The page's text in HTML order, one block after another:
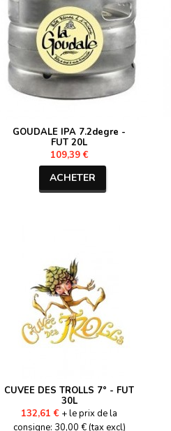
GOUDALE IPA 7.2degre -
FUT 20L
109,39 €
ACHETER
CUVEE DES TROLLS 7° - FUT
30L
132,61 € + le prix de la
consigne: 30,00 € (tax excl)